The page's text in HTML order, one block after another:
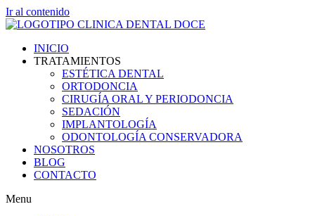
Ir al contenido
INICIO
TRATAMIENTOS
ESTÉTICA DENTAL
ORTODONCIA
CIRUGÍA ORAL Y PERIODONCIA
SEDACIÓN
IMPLANTOLOGÍA
ODONTOLOGÍA CONSERVADORA
NOSOTROS
BLOG
CONTACTO
Menu